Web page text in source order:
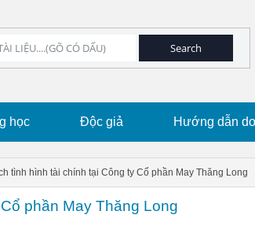
học Độc giả Hướng dẫn
tình hình tài chính tại Công ty Cổ phần May Thăng Long
phần May Thăng Long